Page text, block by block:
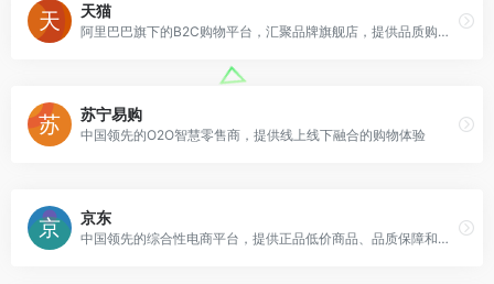
天猫
阿里巴巴旗下的B2C购物平台，汇聚品牌旗舰店，提供品质购物体验
苏宁易购
中国领先的O2O智慧零售商，提供线上线下融合的购物体验
京东
中国领先的综合性电商平台，提供正品低价商品、品质保障和配送及时服务